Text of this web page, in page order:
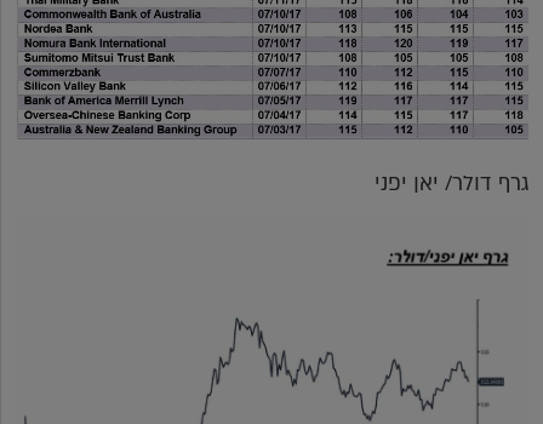
גרף דולר/ יאן יפני